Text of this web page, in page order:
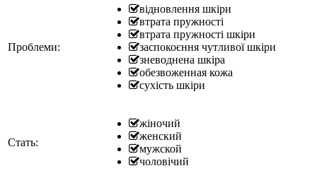
Проблеми:
відновлення шкіри
втрата пружності
втрата пружності шкіри
заспокоєння чутливої шкіри
зневоднена шкіра
обезвоженная кожа
сухість шкіри
Стать:
жіночий
женский
мужской
чоловічий